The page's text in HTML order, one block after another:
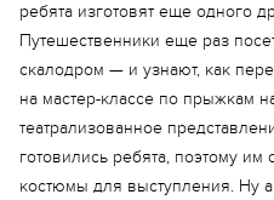
ребята изготовят еще одного
Путешественники еще раз
скалодром — и узнают, как
на мастер-классе по прыжкам
театрализованное
готовились ребята, поэтому им
костюмы для выступления. Ну